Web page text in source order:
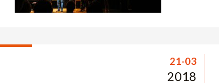
21-03
2018